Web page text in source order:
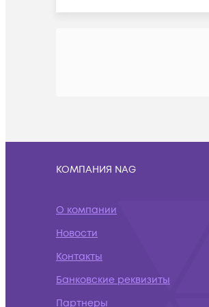
КОМПАНИЯ NAG
О компании
Новости
Контакты
Банковские реквизиты
Партнеры